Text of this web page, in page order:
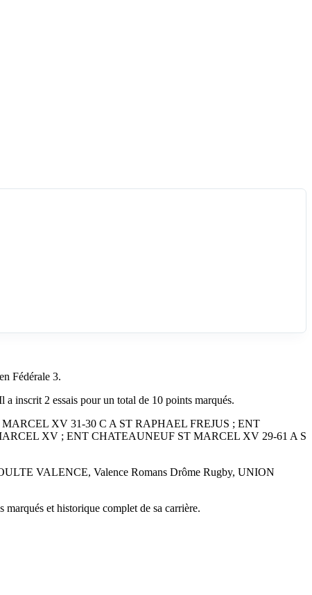
Fédérale 3.
2 essais pour un total de 10 points marqués.
XV 31-30 C A ST RAPHAEL FREJUS ; ENT
XV ; ENT CHATEAUNEUF ST MARCEL XV 29-61 A S
VALENCE, Valence Romans Drôme Rugby, UNION
et historique complet de sa carrière.